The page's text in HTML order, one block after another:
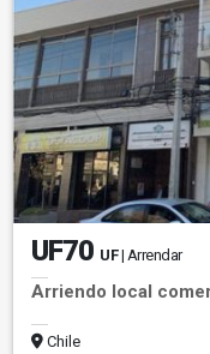
UF70 UF | Arrendar
Arriendo local
Chile